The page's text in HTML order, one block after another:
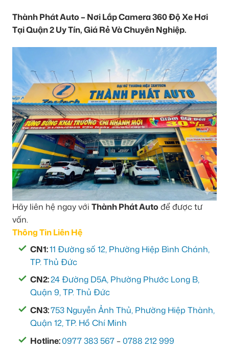
Thành Phát Auto – Nơi Lắp Camera 360 Độ Xe Hơi
Tại Quận 2 Uy Tín, Giá Rẻ Và Chuyên Nghiệp.
Hãy liên hệ ngay với Thành Phát Auto để được tư
vấn.
Thông Tin Liên Hệ
CN1:11 Đường số 12, Phường Hiệp Bình Chánh,
TP. Thủ Đức
CN2:24 Đường D5A, Phường Phước Long B,
Quận 9, TP. Thủ Đức
CN3:753 Nguyễn Ảnh Thủ, Phường Hiệp Thành,
Quận 12, TP. Hồ Chí Minh
Hotline:0977 383 567 –0788 212 999